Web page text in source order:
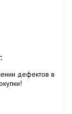
дефектов в